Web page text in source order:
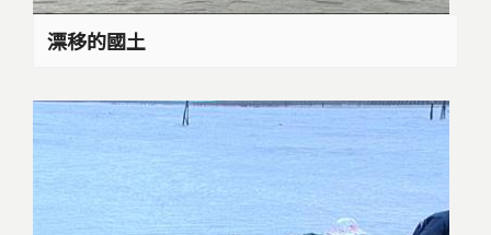
漂移的國土